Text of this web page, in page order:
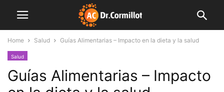
Home Salud Guías Alimentarias – Impacto en la dieta y la salud
Salud
Guías Alimentarias – Impacto